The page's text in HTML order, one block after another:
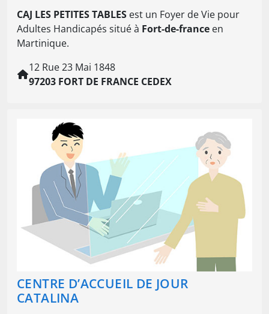
CAJ LES PETITES TABLES est un Foyer de Vie pour
Adultes Handicapés situé à Fort-de-france en
Martinique.
12 Rue 23 Mai 1848
97203 FORT DE FRANCE CEDEX
CENTRE D’ACCUEIL DE JOUR
CATALINA